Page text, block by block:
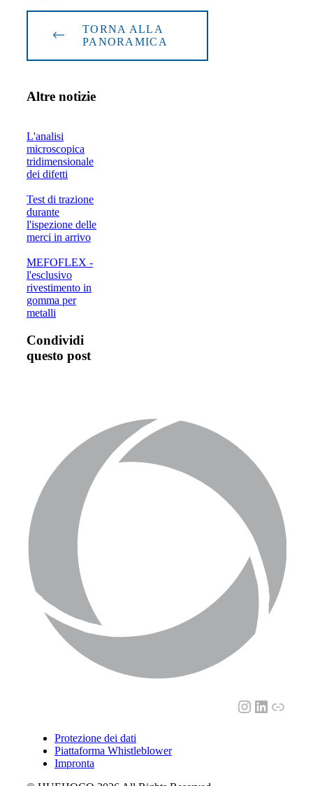
TORNA ALLA
PANORAMICA
Altre notizie
L'analisi
microscopica
tridimensionale
dei difetti
Test di trazione
durante
l'ispezione delle
merci in arrivo
MEFOFLEX -
l'esclusivo
rivestimento in
gomma per
metalli
Condividi
questo post
Instagram
Link
Protezione dei dati
Piattaforma Whistleblower
Impronta